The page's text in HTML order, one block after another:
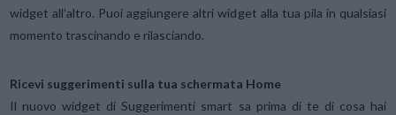
widget all’altro. Puoi aggiungere altri widget alla tua pila in qualsiasi
momento trascinando e rilasciando.
Ricevi suggerimenti sulla tua schermata Home
Il nuovo widget di Suggerimenti smart sa prima di te di cosa hai